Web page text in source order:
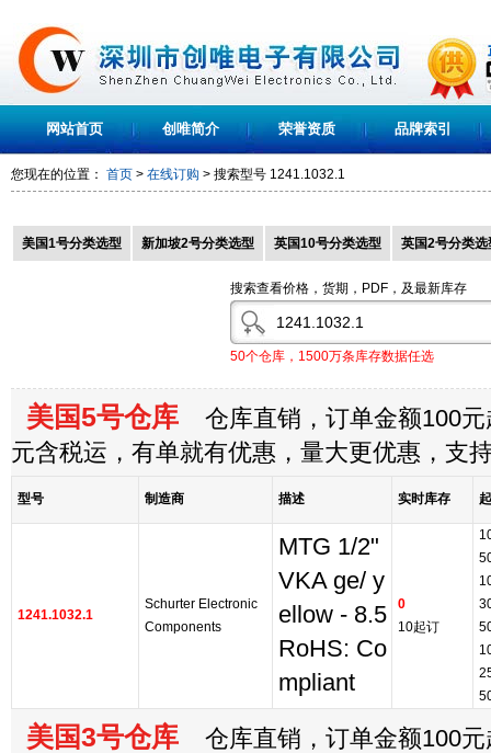
网站首页 创唯简介 荣誉资质 品牌索引
您现在的位置： 首页 > 在线订购 > 搜索型号 1241.1032.1
美国1号分类选型 新加坡2号分类选型 英国10号分类选型 英国2号分类选
搜索查看价格，货期，PDF，及最新库存
50个仓库，1500万条库存数据任选
美国5号仓库 仓库直销，订单金额100元
元含税运，有单就有优惠，量大更优惠，支
型号 制造商 描述 实时库存
1241.1032.1
Schurter Electronic
Components
MTG 1/2"
VKA ge/ y
ellow - 8.5
RoHS: Co
mpliant
0
10起订
美国3号仓库 仓库直销，订单金额100元